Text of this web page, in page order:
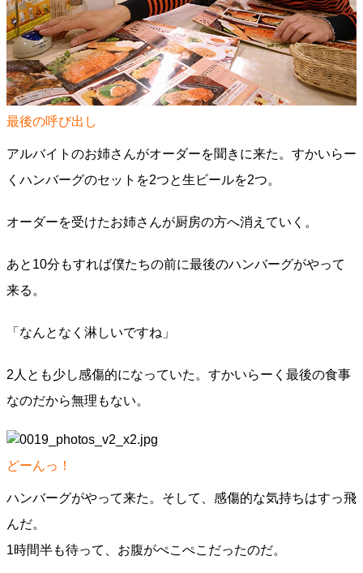
最後の呼び出し
アルバイトのお姉さんがオーダーを聞きに来た。すかいらー
くハンバーグのセットを2つと生ビールを2つ。
オーダーを受けたお姉さんが厨房の方へ消えていく。
あと10分もすれば僕たちの前に最後のハンバーグがやって
来る。
「なんとなく淋しいですね」
2人とも少し感傷的になっていた。すかいらーく最後の食事
なのだから無理もない。
どーんっ！
ハンバーグがやって来た。そして、感傷的な気持ちはすっ飛
んだ。
1時間半も待って、お腹がぺこぺこだったのだ。